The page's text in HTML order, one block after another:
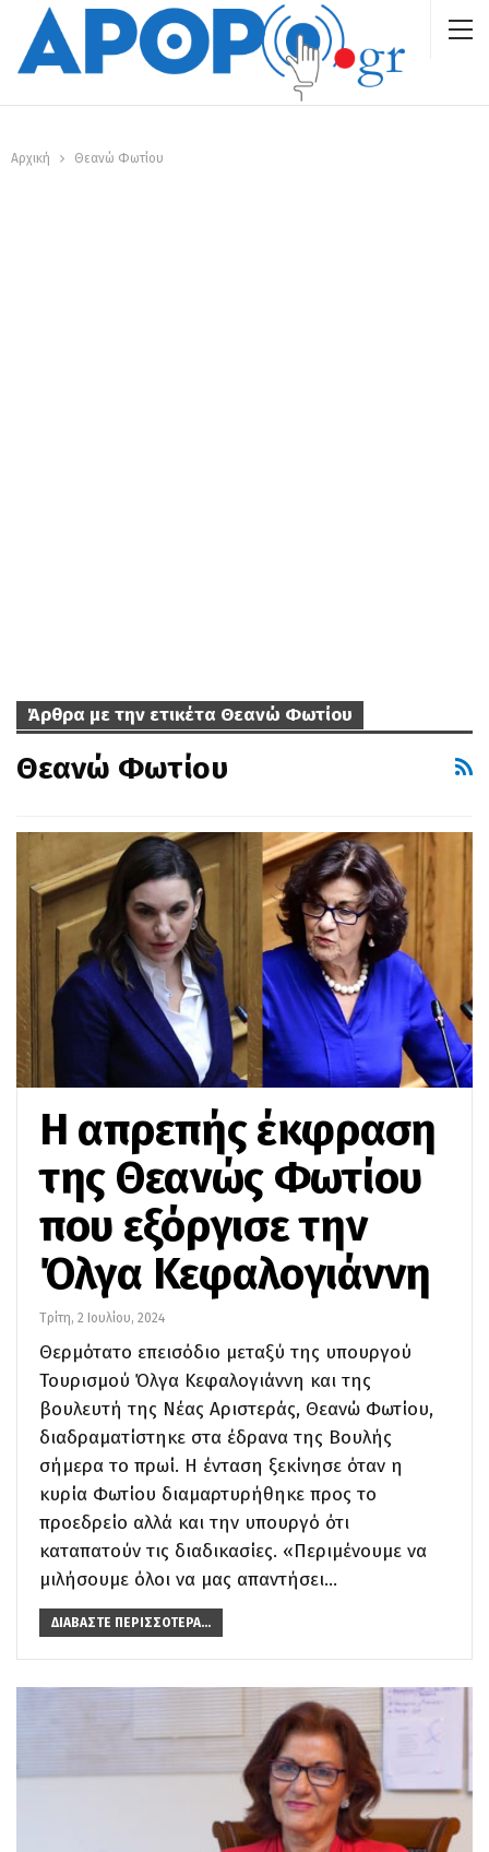
Αρχική Θεανώ Φωτίου
Άρθρα με την ετικέτα Θεανώ Φωτίου
Θεανώ Φωτίου
Η απρεπής έκφραση
της Θεανώς Φωτίου
που εξόργισε την
Όλγα Κεφαλογιάννη
Τρίτη, 2 Ιουλίου, 2024
Θερμότατο επεισόδιο μεταξύ της υπουργού
Τουρισμού Όλγα Κεφαλογιάννη και της
βουλευτή της Νέας Αριστεράς, Θεανώ Φωτίου,
διαδραματίστηκε στα έδρανα της Βουλής
σήμερα το πρωί. Η ένταση ξεκίνησε όταν η
κυρία Φωτίου διαμαρτυρήθηκε προς το
προεδρείο αλλά και την υπουργό ότι
καταπατούν τις διαδικασίες. «Περιμένουμε να
μιλήσουμε όλοι να μας απαντήσει…
ΔΙΑΒΆΣΤΕ ΠΕΡΙΣΣΌΤΕΡΑ...